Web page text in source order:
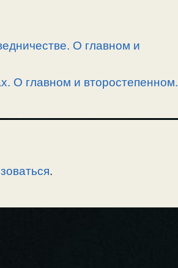
О главном и
О главном и второстепенном.
.